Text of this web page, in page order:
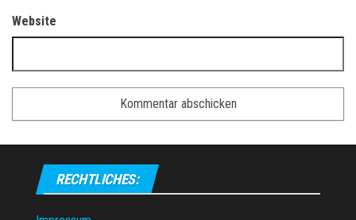
Website
RECHTLICHES: